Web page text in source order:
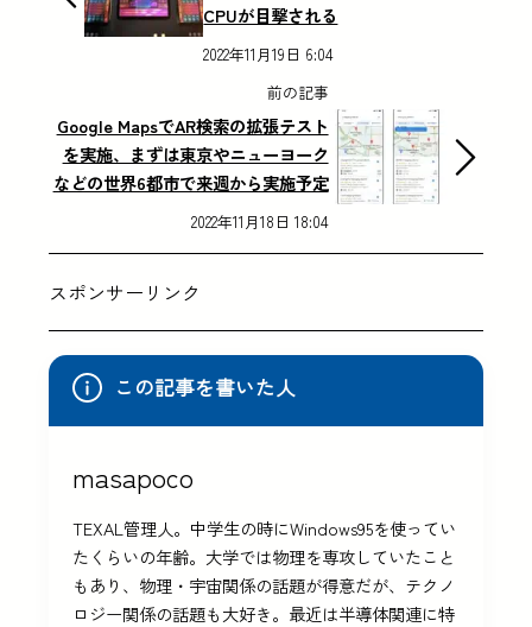
CPUが目撃される
2022年11月19日 6:04
前の記事
Google MapsでAR検索の拡張テスト
を実施、まずは東京やニューヨーク
などの世界6都市で来週から実施予定
2022年11月18日 18:04
スポンサーリンク
この記事を書いた人
masapoco
TEXAL管理人。中学生の時にWindows95を使ってい
たくらいの年齢。大学では物理を専攻していたこと
もあり、物理・宇宙関係の話題が得意だが、テクノ
ロジー関係の話題も大好き。最近は半導体関連に特